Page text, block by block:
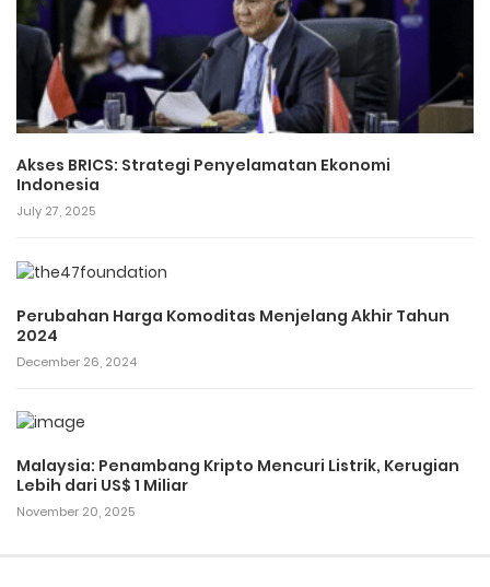
Akses BRICS: Strategi Penyelamatan Ekonomi
Indonesia
July 27, 2025
Perubahan Harga Komoditas Menjelang Akhir Tahun
2024
December 26, 2024
Malaysia: Penambang Kripto Mencuri Listrik, Kerugian
Lebih dari US$ 1 Miliar
November 20, 2025